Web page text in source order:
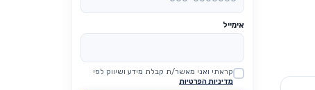
אימייל
Website
קראתי ואני מאשר/ת קבלת מידע ושיווק לפי
מדיניות הפרטיות